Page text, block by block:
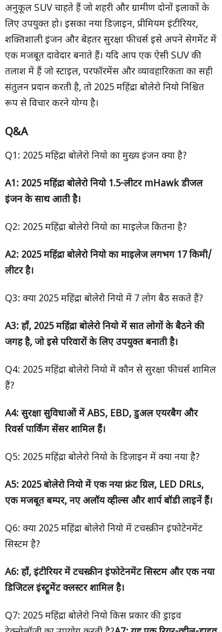
अनुकूल SUV चाहते हैं जो शहरी और ग्रामीण दोनों इलाकों के
लिए उपयुक्त हो। इसका नया डिज़ाइन, प्रीमियम इंटीरियर,
शक्तिशाली इंजन और बेहतर सुरक्षा फीचर्स इसे अपने सेगमेंट में
एक मजबूत दावेदार बनाते हैं। यदि आप एक ऐसी SUV की
तलाश में हैं जो स्टाइल, परफॉरमेंस और व्यावहारिकता का सही
संतुलन प्रदान करती है, तो 2025 महिंद्रा बोलेरो नियो निश्चित
रूप से विचार करने योग्य है।
Q&A
Q1: 2025 महिंद्रा बोलेरो नियो का मुख्य इंजन क्या है?
A1: 2025महिंद्रा बोलेरो नियो 1.5-लीटर mHawkडीजल
इंजन के साथ आती है।
Q2: 2025 महिंद्रा बोलेरो नियो का माइलेज कितना है?
A2: 2025महिंद्रा बोलेरो नियो का माइलेज लगभग 17किमी/
लीटर है।
Q3: क्या 2025 महिंद्रा बोलेरो नियो में 7 लोग बैठ सकते हैं?
A3: हाँ, 2025महिंद्रा बोलेरो नियो में सात लोगों के बैठने की
जगह है, जो इसे परिवारों के लिए उपयुक्त बनाती है।
Q4: 2025 महिंद्रा बोलेरो नियो में कौन से सुरक्षा फीचर्स शामिल
हैं?
A4: सुरक्षा सुविधाओं मेंABS, EBD, डुअल एयरबैग और
रिवर्स पार्किंग सेंसर शामिल हैं।
Q5: 2025 महिंद्रा बोलेरो नियो के डिज़ाइन में क्या नया है?
A5: 2025बोलेरो नियो में एक नया फ्रंट ग्रिल, LED DRLs,
एक मजबूत बम्पर, नए अलॉय व्हील्स और शार्प बॉडी लाइनें हैं।
Q6: क्या 2025 महिंद्रा बोलेरो नियो में टचस्क्रीन इंफोटेनमेंट
सिस्टम है?
A6: हाँ, इंटीरियर में टचस्क्रीन इंफोटेनमेंट सिस्टम और एक नया
डिजिटल इंस्ट्रूमेंट क्लस्टर शामिल है।
Q7: 2025 महिंद्रा बोलेरो नियो किस प्रकार की ड्राइव